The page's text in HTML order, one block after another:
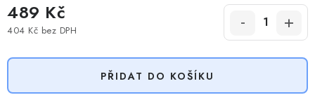
489 Kč
404 Kč bez DPH
PŘIDAT DO KOŠÍKU